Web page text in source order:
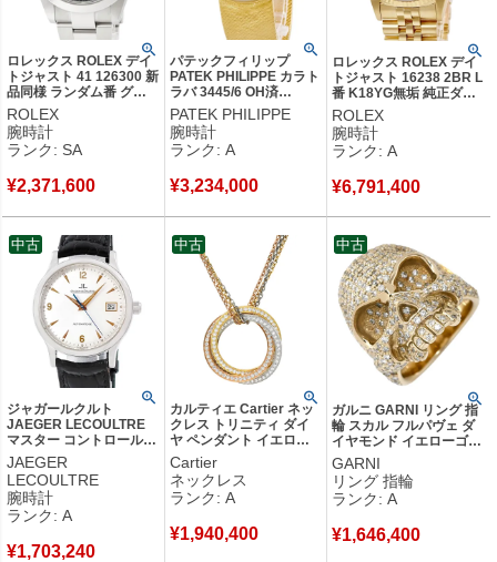
ロレックス ROLEX デイ
トジャスト 41 126300 新
品同様 ランダム番 グリ
ーン オンブレ オイスタ
ーブレス メンズ 腕時計
自動巻き グリーン 【中
古】新品同様品
ROLEX
腕時計
ランク: SA
¥2,371,600
パテックフィリップ
PATEK PHILIPPE カラト
ラバ 3445/6 OH済
K18YG無垢 デイト スモ
ールセコンド ヴィンテー
ジ メンズ 腕時計自動巻
き ゴールド 【中古】中
PATEK PHILIPPE
腕時計
ランク: A
¥3,234,000
ロレックス ROLEX デイ
トジャスト 16238 2BR L
番 K18YG無垢 純正ダイ
ヤ オニキス 黒 ジュビリ
ーブレス メンズ 腕時計自
動巻き ブラック 【中古】
中古美品
ROLEX
腕時計
ランク: A
¥6,791,400
ジャガールクルト
JAEGER LECOULTRE
マスター コントロール
140.6.89 Pt950無垢 プラ
チナ デイト シルバー 限
定 メンズ 腕時計自動巻
き シルバー 【中古】中
古美品
JAEGER
LECOULTRE
腕時計
ランク: A
¥1,703,240
中古
カルティエ Cartier ネッ
クレス トリニティ ダイ
ヤ ペンダント イエロー
ゴールド×ピンクゴール
ド×ホワイトゴールド 3カ
ラー 18金 750 3連 トリ
プルチェーン 【中古】中
Cartier
ネックレス
ランク: A
¥1,940,400
中古
ガルニ GARNI リング 指
輪 スカル フルパヴェ ダ
イヤモンド イエローゴー
ルド Au750 18K 18金 ド
クロ 髑髏 フルダイヤ
18.5号 【中古】中古美品
GARNI
リング 指輪
ランク: A
¥1,646,400
中古